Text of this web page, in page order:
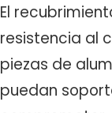
El
resistencia al
piezas de
puedan